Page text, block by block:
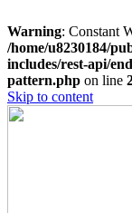
Warning: Constant
/home/u8230184/
includes/rest-api/
pattern.php on line
Skip to content